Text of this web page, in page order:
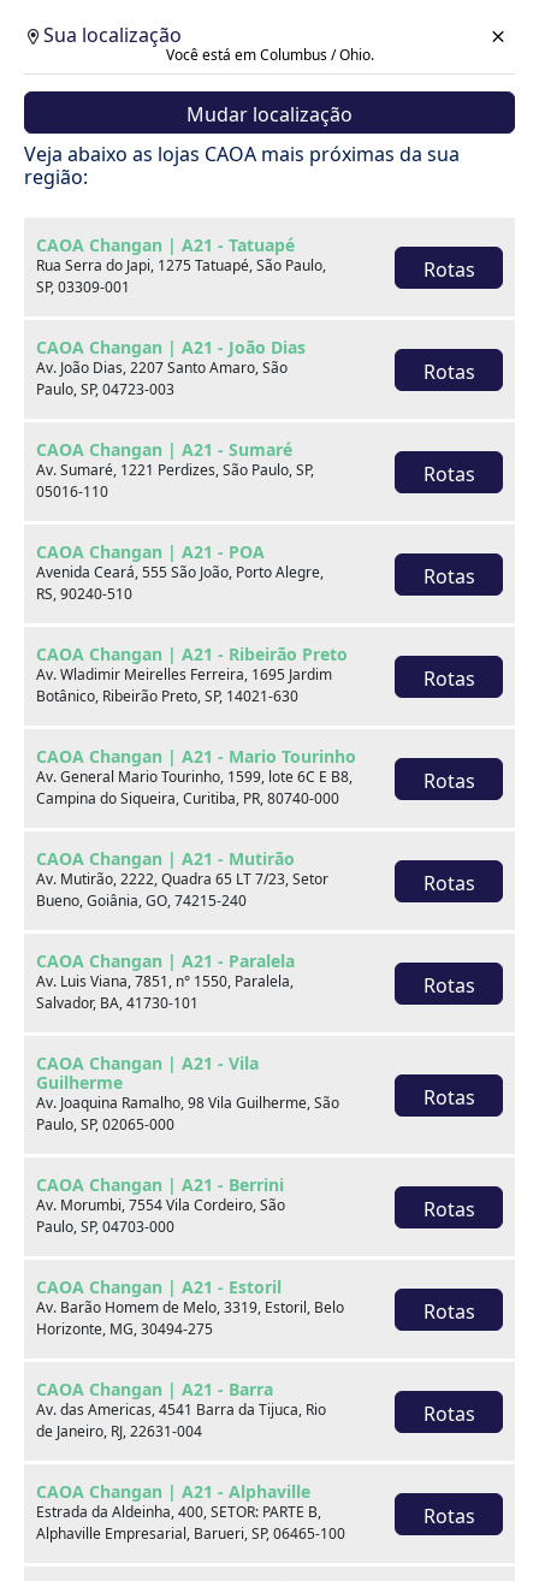
Sua localização
Você está em Columbus / Ohio.
Mudar localização
Veja abaixo as lojas CAOA mais próximas da sua
região:
CAOA Changan | A21 - Tatuapé
Rua Serra do Japi, 1275 Tatuapé, São Paulo,
SP, 03309-001
Rotas
CAOA Changan | A21 - João Dias
Av. João Dias, 2207 Santo Amaro, São
Paulo, SP, 04723-003
Rotas
CAOA Changan | A21 - Sumaré
Av. Sumaré, 1221 Perdizes, São Paulo, SP,
05016-110
Rotas
CAOA Changan | A21 - POA
Avenida Ceará, 555 São João, Porto Alegre,
RS, 90240-510
Rotas
CAOA Changan | A21 - Ribeirão Preto
Av. Wladimir Meirelles Ferreira, 1695 Jardim
Botânico, Ribeirão Preto, SP, 14021-630
Rotas
CAOA Changan | A21 - Mario Tourinho
Av. General Mario Tourinho, 1599, lote 6C E B8,
Campina do Siqueira, Curitiba, PR, 80740-000
Rotas
CAOA Changan | A21 - Mutirão
Av. Mutirão, 2222, Quadra 65 LT 7/23, Setor
Bueno, Goiânia, GO, 74215-240
Rotas
CAOA Changan | A21 - Paralela
Av. Luis Viana, 7851, n° 1550, Paralela,
Salvador, BA, 41730-101
Rotas
CAOA Changan | A21 - Vila
Guilherme
Av. Joaquina Ramalho, 98 Vila Guilherme, São
Paulo, SP, 02065-000
Rotas
CAOA Changan | A21 - Berrini
Av. Morumbi, 7554 Vila Cordeiro, São
Paulo, SP, 04703-000
Rotas
CAOA Changan | A21 - Estoril
Av. Barão Homem de Melo, 3319, Estoril, Belo
Horizonte, MG, 30494-275
Rotas
CAOA Changan | A21 - Barra
Av. das Americas, 4541 Barra da Tijuca, Rio
de Janeiro, RJ, 22631-004
Rotas
CAOA Changan | A21 - Alphaville
Estrada da Aldeinha, 400, SETOR: PARTE B,
Alphaville Empresarial, Barueri, SP, 06465-100
Rotas
Carros
Marca
Ver estoque
Escolha por categoria
Hatch
Seminovos em destaque